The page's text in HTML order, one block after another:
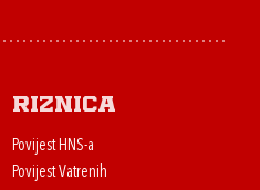
Riznica
Povijest HNS-a
Povijest Vatrenih